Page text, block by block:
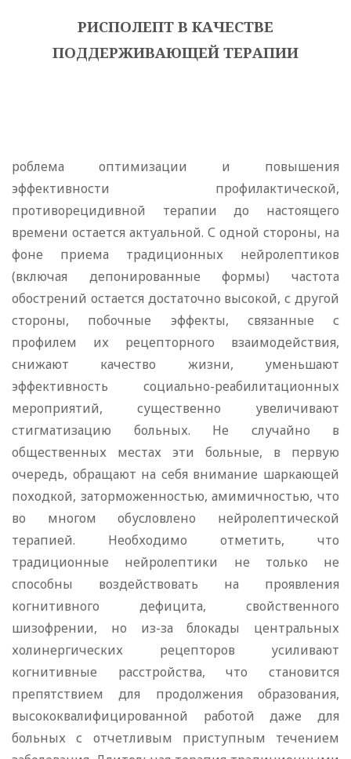
РИСПОЛЕПТ В КАЧЕСТВЕ
ПОДДЕРЖИВАЮЩЕЙ ТЕРАПИИ
роблема оптимизации и повышения
эффективности профилактической,
противорецидивной терапии до настоящего
времени остается актуальной. С одной стороны, на
фоне приема традиционных нейролептиков
(включая депонированные формы) частота
обострений остается достаточно высокой, с другой
стороны, побочные эффекты, связанные с
профилем их рецепторного взаимодействия,
снижают качество жизни, уменьшают
эффективность социально-реабилитационных
мероприятий, существенно увеличивают
стигматизацию больных. Не случайно в
общественных местах эти больные, в первую
очередь, обращают на себя внимание шаркающей
походкой, заторможенностью, амимичностью, что
во многом обусловлено нейролептической
терапией. Необходимо отметить, что
традиционные нейролептики не только не
способны воздействовать на проявления
когнитивного дефицита, свойственного
шизофрении, но из-за блокады центральных
холинергических рецепторов усиливают
когнитивные расстройства, что становится
препятствием для продолжения образования,
высококвалифицированной работой даже для
больных с отчетливым приступным течением